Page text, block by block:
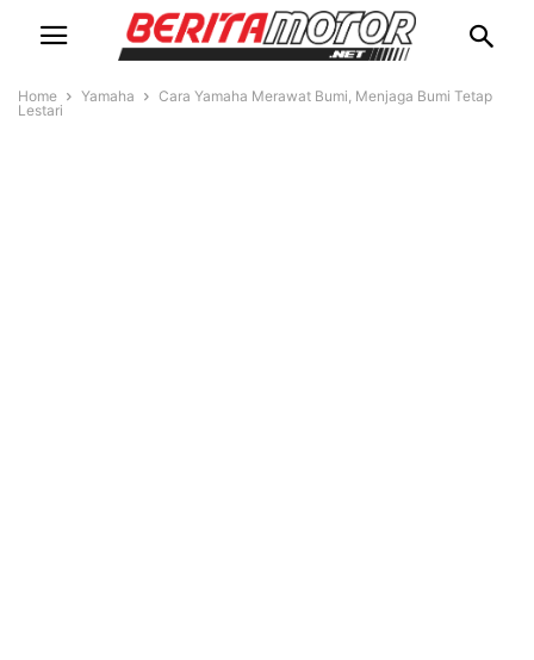
Home Yamaha
Cara Yamaha Merawat Bumi, Menjaga Bumi Tetap
Lestari